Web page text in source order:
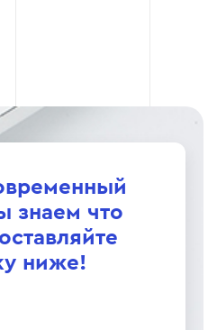
знаем что
ниже!